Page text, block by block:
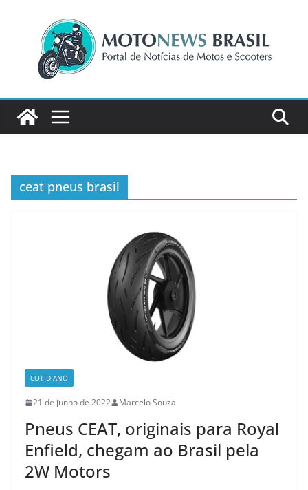
conteúdo
ceat pneus brasil
COTIDIANO
21 de junho de 2022 Marcelo Souza
Pneus CEAT, originais para Royal
Enfield, chegam ao Brasil pela
2W Motors